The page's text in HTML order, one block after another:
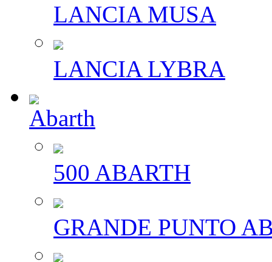
LANCIA MUSA
LANCIA LYBRA
Abarth
500 ABARTH
GRANDE PUNTO